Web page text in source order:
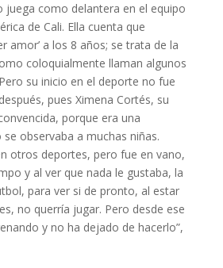
juega como delantera en el equipo
de Cali. Ella cuenta que
amor’ a los 8 años; se trata de la
coloquialmente llaman algunos
su inicio en el deporte no fue
pues Ximena Cortés, su
porque era una
observaba a muchas niñas.
otros deportes, pero fue en vano,
y al ver que nada le gustaba, la
para ver si de pronto, al estar
no querría jugar. Pero desde ese
y no ha dejado de hacerlo”,